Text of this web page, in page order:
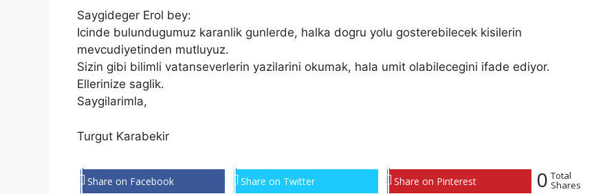
Saygideger Erol bey:
Icinde bulundugumuz karanlik gunlerde, halka dogru yolu gosterebilecek kisilerin
mevcudiyetinden mutluyuz.
Sizin gibi bilimli vatanseverlerin yazilarini okumak, hala umit olabilecegini ifade ediyor.
Ellerinize saglik.
Saygilarimla,
Turgut Karabekir
Share on Facebook Share on Twitter Share on Pinterest 0 Total
Shares